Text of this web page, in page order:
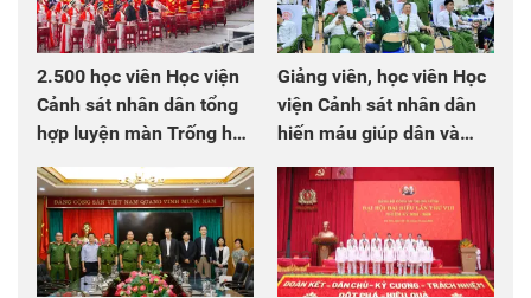
2.500 học viên Học viện
Cảnh sát nhân dân tổng
hợp luyện màn Trống hội
chào mừng Đại hội Đảng
Giảng viên, học viên Học
viện Cảnh sát nhân dân
hiến máu giúp dân và
đồng đội